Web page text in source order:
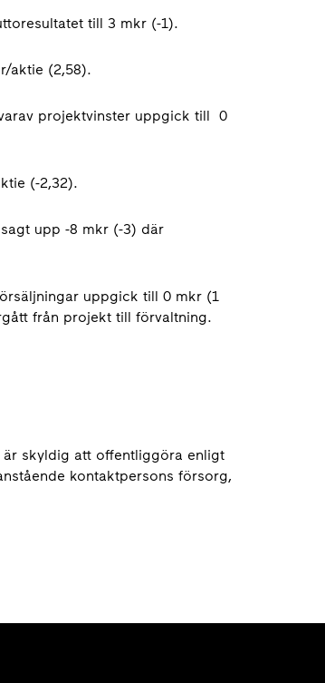
till 3 mkr (-1).
aktie (2,58).
projektvinster uppgick till 0
(-2,32).
upp -8 mkr (-3) där
uppgick till 0 mkr (1
från projekt till förvaltning.
skyldig att offentliggöra enligt
kontaktpersons försorg,